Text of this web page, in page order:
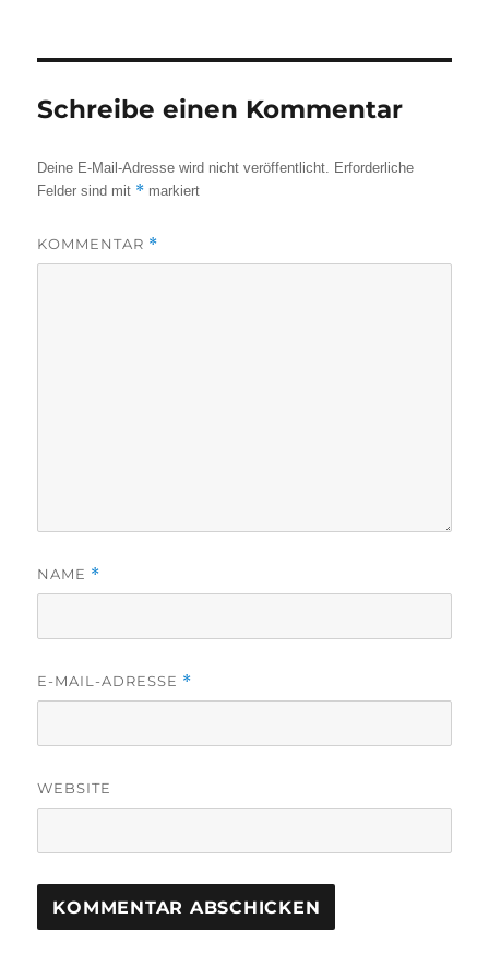
Schreibe einen Kommentar
Deine E-Mail-Adresse wird nicht veröffentlicht. Erforderliche
Felder sind mit * markiert
KOMMENTAR *
NAME *
E-MAIL-ADRESSE *
WEBSITE